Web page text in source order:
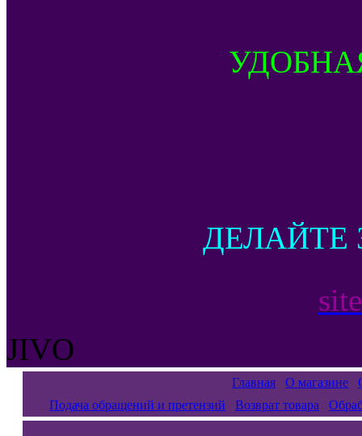
ДЕЛАЙТЕ
JIVO
Главная О магазине
Подача обращений и претензий
Возврат товара